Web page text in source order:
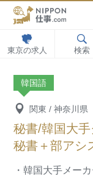
東京の求人 検索
韓国語
関東 / 神奈川県
秘書/韓国大
秘書＋部アシ
・韓国大手メー